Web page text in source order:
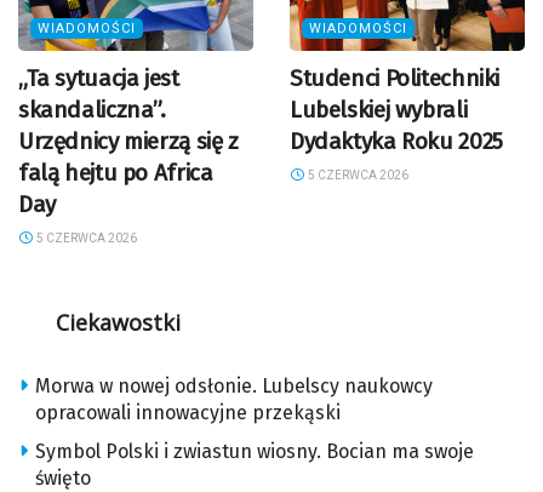
WIADOMOŚCI
„Ta sytuacja jest
skandaliczna”.
Urzędnicy mierzą się z
falą hejtu po Africa
Day
5 CZERWCA 2026
WIADOMOŚCI
Studenci Politechniki
Lubelskiej wybrali
Dydaktyka Roku 2025
5 CZERWCA 2026
Ciekawostki
Morwa w nowej odsłonie. Lubelscy naukowcy
opracowali innowacyjne przekąski
Symbol Polski i zwiastun wiosny. Bocian ma swoje
święto